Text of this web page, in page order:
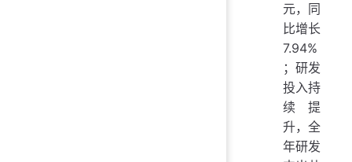
元，同
比增长
7.94%
；研发
投入持
续提
升，全
年研发